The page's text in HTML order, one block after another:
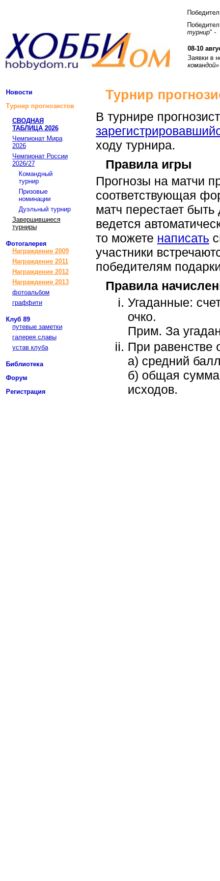
турнир" -
08-10
Заявки в
командой»
Новости
Турнир прогнозистов
СВОДНАЯ
ТАБЛИЦА 2026
Чемпионат Мира
2026
Чемпионат России
2026/27
Командный
турнир
Призовые
номинации
Дуэльный турнир
Завершившиеся
турниры
Фотогалерея
Награждение 2009
Награждение 2011
Награждение 2012
Награждение 2013
фотоальбом
граффити
Клуб 89
путевые заметки
галерея славы
устав клуба
Библиотека
Форум
Регистрация
Турнир
В турнире
ходу турнира.
Правила игры
Прогнозы на матчи
соответствующая
матч перестает
ведется
то можете написать
участники
победителям
Правила
Угаданные:
очко.
Прим. За
При равенстве
а) средний
б) общая сумма
исходов.